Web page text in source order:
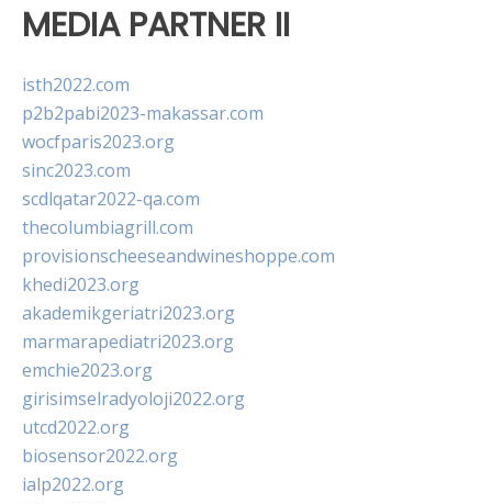
MEDIA PARTNER II
isth2022.com
p2b2pabi2023-makassar.com
wocfparis2023.org
sinc2023.com
scdlqatar2022-qa.com
thecolumbiagrill.com
provisionscheeseandwineshoppe.com
khedi2023.org
akademikgeriatri2023.org
marmarapediatri2023.org
emchie2023.org
girisimselradyoloji2022.org
utcd2022.org
biosensor2022.org
ialp2022.org